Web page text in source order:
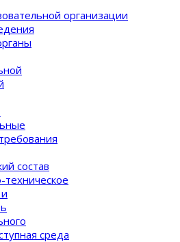
организации
состав
среда